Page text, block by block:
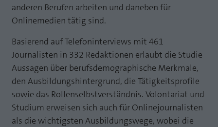
anderen Berufen arbeiten und daneben für
Onlinemedien tätig sind.
Basierend auf Telefoninterviews mit 461
Journalisten in 332 Redaktionen erlaubt die Studie
Aussagen über berufsdemographische Merkmale,
den Ausbildungshintergrund, die Tätigkeitsprofile
sowie das Rollenselbstverständnis. Volontariat und
Studium erweisen sich auch für Onlinejournalisten
als die wichtigsten Ausbildungswege, wobei die
Zweck
erweiterten Script- und Ereignisbehandlung